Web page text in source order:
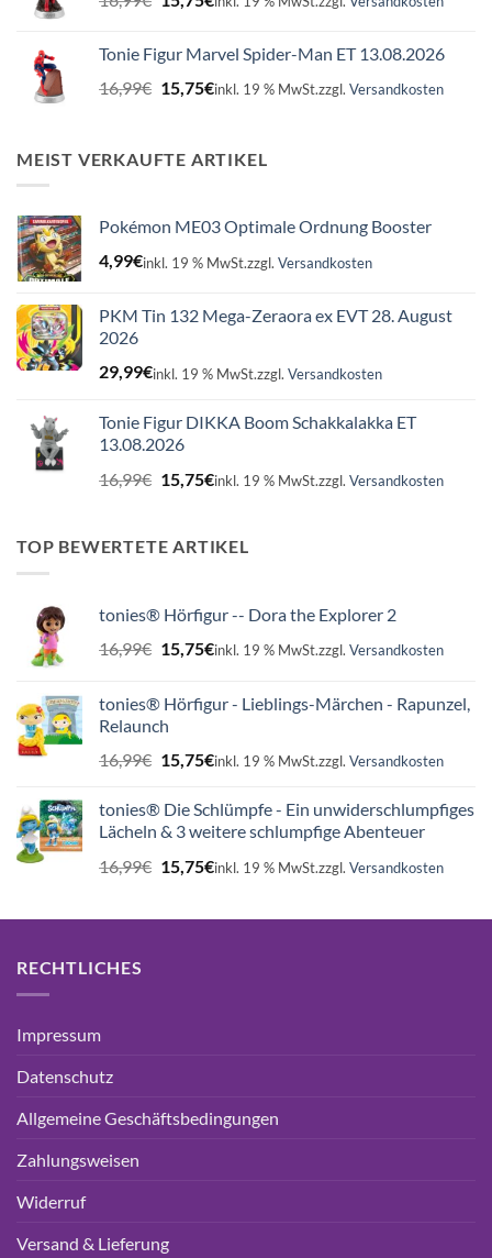
Preis
16,99€15,75€.
Tonie Figur Marvel Spider-Man ET 13.08.2026
16,99€ Ursprünglicher
Preis
16,99€
15,75€Aktueller
15,75€.
inkl. 19 % MwSt.zzgl. Versandkosten
MEIST VERKAUFTE ARTIKEL
Pokémon ME03 Optimale Ordnung Booster
4,99€inkl. 19 % MwSt.zzgl. Versandkosten
PKM Tin 132 Mega-Zeraora ex EVT 28. August
2026
29,99€inkl. 19 % MwSt.zzgl. Versandkosten
Tonie Figur DIKKA Boom Schakkalakka ET
13.08.2026
16,99€ Ursprünglicher
Preis
16,99€
15,75€Aktueller
15,75€.
inkl. 19 % MwSt.zzgl. Versandkosten
TOP BEWERTETE ARTIKEL
tonies® Hörfigur -- Dora the Explorer 2
16,99€ Ursprünglicher
Preis
16,99€
15,75€Aktueller
15,75€.
inkl. 19 % MwSt.zzgl. Versandkosten
tonies® Hörfigur - Lieblings-Märchen - Rapunzel,
Relaunch
16,99€ Ursprünglicher
Preis
16,99€
15,75€Aktueller
15,75€.
inkl. 19 % MwSt.zzgl. Versandkosten
tonies® Die Schlümpfe - Ein unwiderschlumpfiges
Lächeln & 3 weitere schlumpfige Abenteuer
16,99€ Ursprünglicher
Preis
15,75€Aktueller
inkl. 19 % MwSt.zzgl. Versandkosten
RECHTLICHES
Impressum
Datenschutz
Allgemeine Geschäftsbedingungen
Zahlungsweisen
Widerruf
Versand & Lieferung